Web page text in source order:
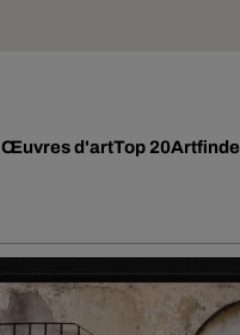
Œuvres d'artTop 20